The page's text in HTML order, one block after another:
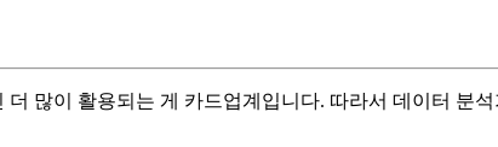
많이 활용되는 게 카드업계입니다. 따라서 데이터 분